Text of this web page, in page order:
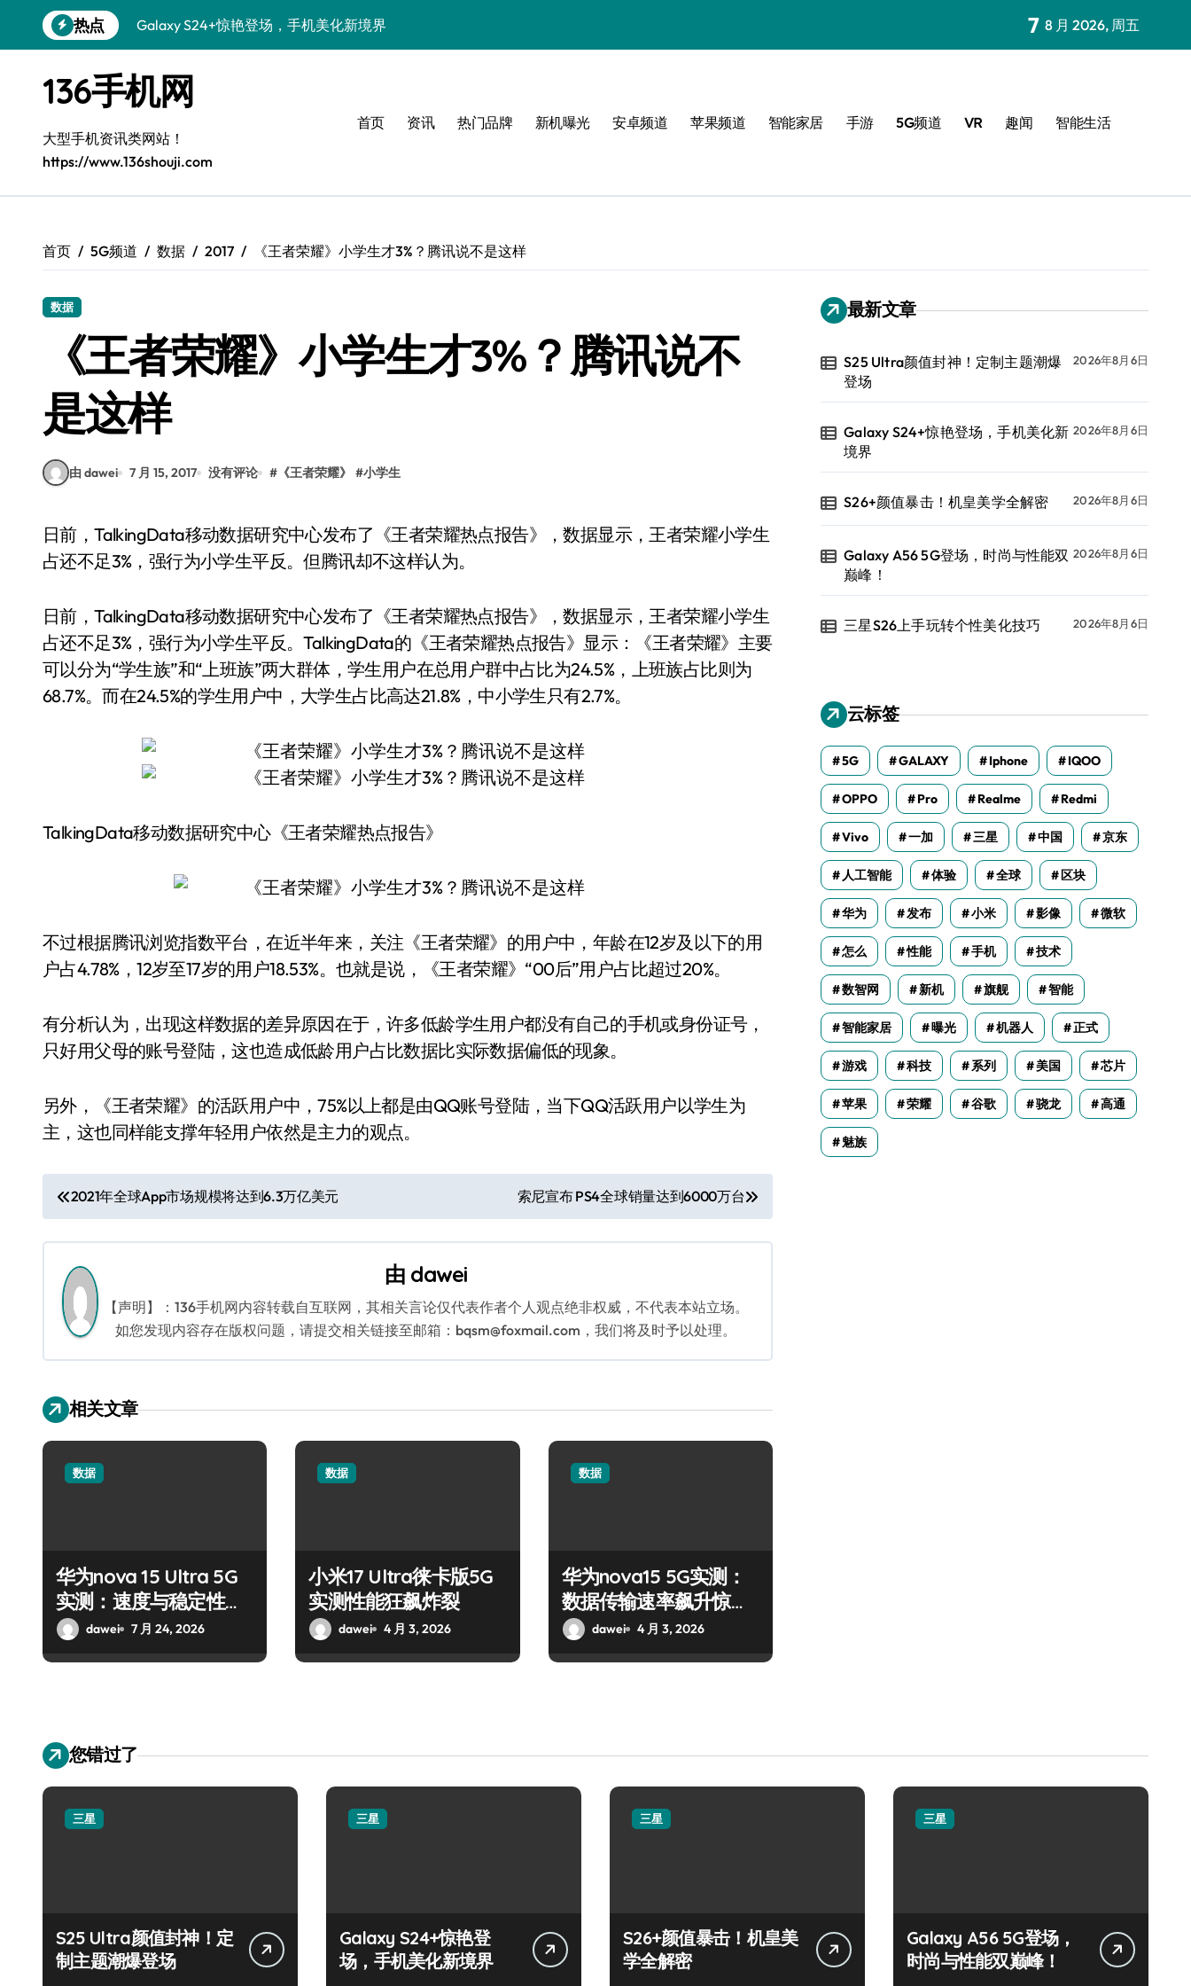
到
热点
Galaxy S24+惊艳登场，手机美化新境界
Galaxy A56 5G登场，时尚与性能双巅峰！
三星S26上手玩转个性美化技巧
Galaxy S25美颜秘籍：个性定制炫酷玩法
Galaxy C55 5G潮改指南：定制无限可能
Galaxy Z Flip6：折叠时尚，尽显潮流魅力
S25 Ultra颜值封神！定制主题潮爆登场
7 8 月 2026, 周五
136手机网
大型手机资讯类网站！
https://www.136shouji.com
首页 资讯 热门品牌 新机曝光 安卓频道 苹果频道 智能家居 手游 5G频道 VR 趣闻 智能生活
首页 5G频道 数据 2017 《王者荣耀》小学生才3%？腾讯说不是这样
数据
《王者荣耀》小学生才3%？腾讯说不
是这样
由 dawei 7 月 15, 2017 没有评论 # 《王者荣耀》 #小学生
日前，TalkingData移动数据研究中心发布了《王者荣耀热点报告》，数据显示，王者荣耀小学生
占还不足3%，强行为小学生平反。但腾讯却不这样认为。
日前，TalkingData移动数据研究中心发布了《王者荣耀热点报告》，数据显示，王者荣耀小学生
占还不足3%，强行为小学生平反。TalkingData的《王者荣耀热点报告》显示：《王者荣耀》主要
可以分为“学生族”和“上班族”两大群体，学生用户在总用户群中占比为24.5%，上班族占比则为
68.7%。而在24.5%的学生用户中，大学生占比高达21.8%，中小学生只有2.7%。
TalkingData移动数据研究中心《王者荣耀热点报告》
不过根据腾讯浏览指数平台，在近半年来，关注《王者荣耀》的用户中，年龄在12岁及以下的用
户占4.78%，12岁至17岁的用户18.53%。也就是说，《王者荣耀》“00后”用户占比超过20%。
有分析认为，出现这样数据的差异原因在于，许多低龄学生用户都没有自己的手机或身份证号，
只好用父母的账号登陆，这也造成低龄用户占比数据比实际数据偏低的现象。
另外，《王者荣耀》的活跃用户中，75%以上都是由QQ账号登陆，当下QQ活跃用户以学生为
主，这也同样能支撑年轻用户依然是主力的观点。
文
章
导
航
2021年全球App市场规模将达到6.3万亿美元 索尼宣布 PS4全球销量达到6000万台
由 dawei
【声明】：136手机网内容转载自互联网，其相关言论仅代表作者个人观点绝非权威，不代表本站立场。
如您发现内容存在版权问题，请提交相关链接至邮箱：bqsm@foxmail.com，我们将及时予以处理。
相关文章
数据
华为nova 15 Ultra 5G
实测：速度与稳定性双
惊人dawei 7 月 24, 2026
数据
小米17 Ultra徕卡版5G
实测性能狂飙炸裂
dawei 4 月 3, 2026
数据
华为nova15 5G实测：
数据传输速率飙升惊艳
全场dawei 4 月 3, 2026
最新文章
S25 Ultra颜值封神！定制主题潮爆
登场
2026年8月6日
Galaxy S24+惊艳登场，手机美化新
境界
2026年8月6日
S26+颜值暴击！机皇美学全解密 2026年8月6日
Galaxy A56 5G登场，时尚与性能双
巅峰！
2026年8月6日
三星S26上手玩转个性美化技巧 2026年8月6日
云标签
5G GALAXY Iphone IQOO
OPPO Pro Realme Redmi
Vivo 一加 三星 中国 京东
人工智能 体验 全球 区块
华为 发布 小米 影像 微软
怎么 性能 手机 技术
数智网 新机 旗舰 智能
智能家居 曝光 机器人 正式
游戏 科技 系列 美国 芯片
苹果 荣耀 谷歌 骁龙 高通
魅族
您错过了
三星
S25 Ultra颜值封神！定
制主题潮爆登场
三星
Galaxy S24+惊艳登
场，手机美化新境界
三星
S26+颜值暴击！机皇美
学全解密
三星
Galaxy A56 5G登场，
时尚与性能双巅峰！